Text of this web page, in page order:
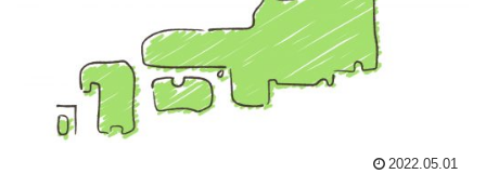
2022.05.01